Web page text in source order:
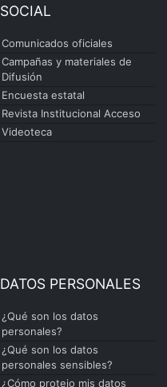
SOCIAL
Comunicados oficiales
Campañas y materiales de
Difusión
Encuesta estatal
Revista Institucional Acceso
Videoteca
DATOS PERSONALES
¿Qué son los datos
personales?
¿Qué son los datos
personales sensibles?
¿Cómo protejo mis datos